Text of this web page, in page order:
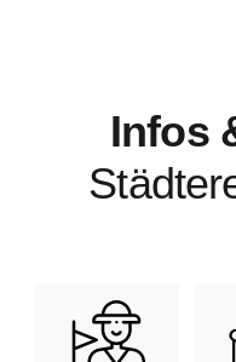
Infos